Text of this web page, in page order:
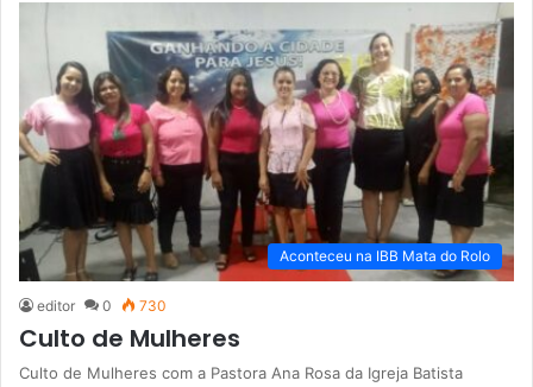
Aconteceu na IBB Mata do Rolo
editor 0 730
Culto de Mulheres
Culto de Mulheres com a Pastora Ana Rosa da Igreja Batista